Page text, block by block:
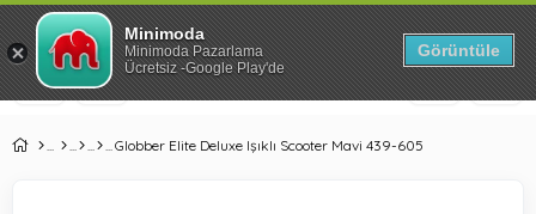
Park Yataklarda %41'e Varan İndirim!
Globber Elite Deluxe Işıklı Scooter Mavi 439-605
Minimoda
Minimoda Pazarlama
Ücretsiz -Google Play'de
Görüntüle